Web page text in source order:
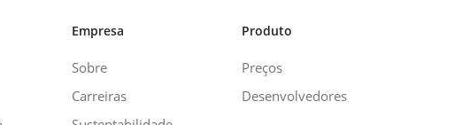
Empresa
Sobre
Carreiras
Produto
Preços
Desenvolvedores